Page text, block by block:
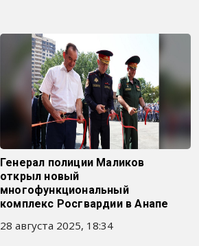
Генерал полиции Маликов
открыл новый
многофункциональный
комплекс Росгвардии в Анапе
28 августа 2025, 18:34